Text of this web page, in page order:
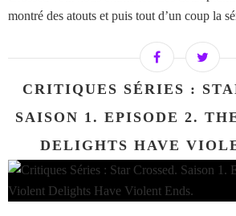
montré des atouts et puis tout d’un coup la
CRITIQUES SÉRIES :
SAISON 1. EPISODE 2.
DELIGHTS HAVE